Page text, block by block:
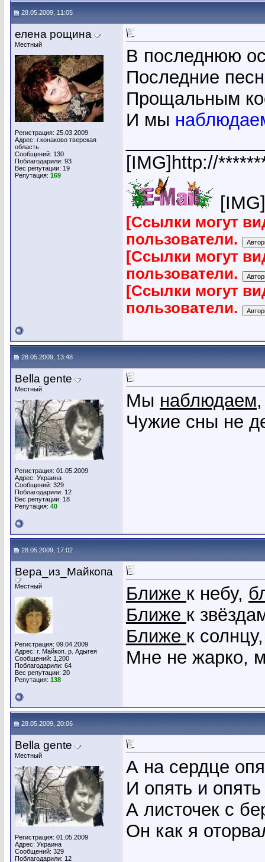
28.05.2009, 11:05
елена рощина
Местный
Регистрация: 25.03.2009
Адрес: г.конаково тверская
область
Сообщений: 130
Поблагодарили: 93
Вес репутации: 19
Репутация: 169
В последнюю
Последние
Прощальным
И мы
[IMG]http://
[Ссылки могут
пользователи.
[Ссылки могут
пользователи.
[Ссылки могут
пользователи.
28.05.2009, 13:48
Bella gente
Местный
Регистрация: 01.05.2009
Адрес: Украина
Сообщений: 329
Поблагодарили: 12
Вес репутации: 18
Репутация: 40
Мы наблюдаем
Чужие сны не
28.05.2009, 17:02
Вера_из_Майкопа
Местный
Регистрация: 09.04.2009
Адрес: г. Майкоп. р. Адыгея
Сообщений: 1,200
Поблагодарили: 64
Вес репутации: 20
Репутация: 138
Ближе к небу,
Ближе к
Ближе к
Мне не жарко,
28.05.2009, 20:06
Bella gente
Местный
Регистрация: 01.05.2009
Адрес: Украина
Сообщений: 329
Поблагодарили: 12
А на сердце
И опять и опять
А листочек с
Он как я